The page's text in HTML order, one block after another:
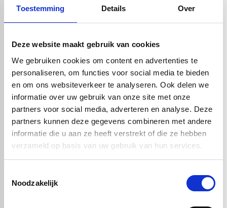
Toestemming Details Over
Deze website maakt gebruik van cookies
We gebruiken cookies om content en advertenties te
personaliseren, om functies voor social media te bieden
en om ons websiteverkeer te analyseren. Ook delen we
informatie over uw gebruik van onze site met onze
partners voor social media, adverteren en analyse. Deze
partners kunnen deze gegevens combineren met andere
informatie die u aan ze heeft verstrekt of die ze hebben
verzameld op basis van uw gebruik van hun services.
Noodzakelijk
In winkelwagen
Bewerkingsmogelijkheden:
​Lassen: Ja
Lijmen: Nee
Verspanend bewerken: Ja
Waterstraal snijden: Ja
Laserstraal snijden: Ja
Warm buigen: Ja
Koud zetten: Nee